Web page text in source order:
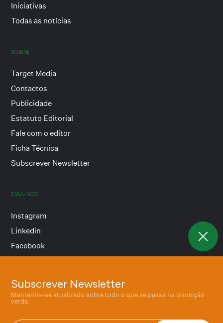
Subscrever Newsletter
Mantenha-se atualizado sobre tudo o que se passa na transição
verde.
Iniciativas
Todas as notícias
SOBRE
Target Media
Contactos
Publicidade
Estatuto Editorial
Fale com o editor
Ficha Técnica
Subscrever Newsletter
SIGA-NOS
Instagram
Linkedin
Facebook
Termos e condições
Política de privacidade